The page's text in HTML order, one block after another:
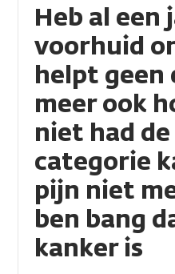
Heb al een
voorhuid
helpt geen
meer ook
niet had
categorie
pijn niet
ben bang
kanker is